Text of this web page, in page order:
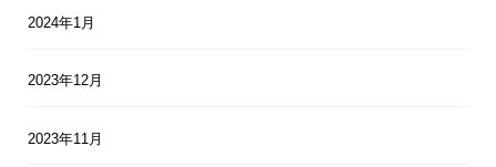
2024年1月
2023年12月
2023年11月